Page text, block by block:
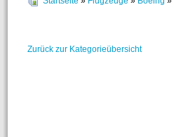
Zurück zur Kategorieübersicht